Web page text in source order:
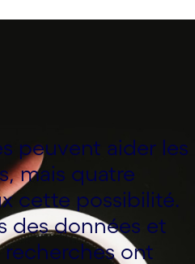
peuvent aider les
mais quatre
cette possibilité.
des données et
ont